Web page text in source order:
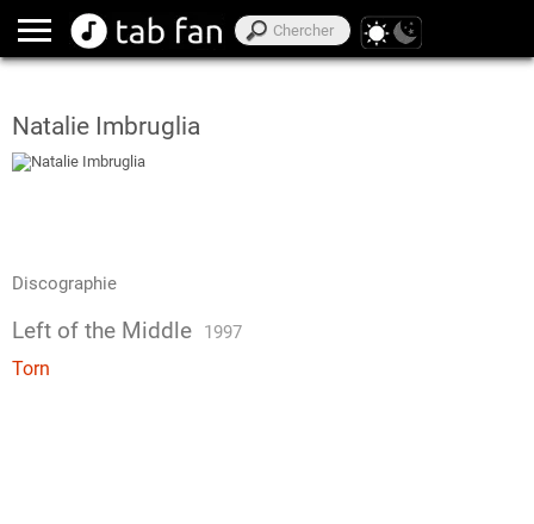
Natalie Imbruglia
Discographie
Left of the Middle 1997
Torn